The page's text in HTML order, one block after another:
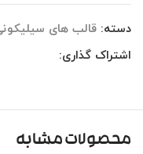
دسته: قالب های
اشتراک گذاری:
محصولات مشابه